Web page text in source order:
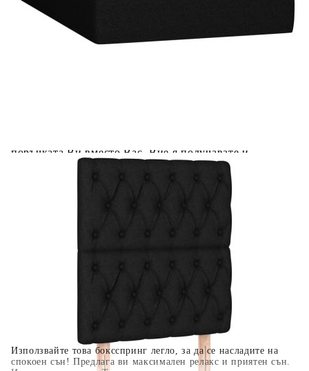
Използвайте това боксспринг легло, за да се насладите на
спокоен сън! Предлага ви максимален релакс и приятен сън.
Предоставената таблица е с информационна цел.
Добавете продукта в количката си с бутона "Добави в
количката" и при поръчка ще можете да изберете броя
вноски на кредита.
поръчката Ви вместо Вас. Вие я получавате и
разполагате с три начина да я платите към тях:
Отложено до 30 дни от момента на изпращане на
поръчката без оскъпяване. За покупки на стойност до
Плащане на 4 вноски. Заплащате 20% от стойността на
поръчката си на момента с карта. Останалата сума се
разделя на 3 равни месечни вноски без оскъпяване. За
покупки на стойност до 1000 лв. / €511.31
Плащане на 6 вноски. Стойността на поръчката се
разпределя в 6 равни месечни вноски с оскъпяване. За
покупки на стойност до 2000 лв. / €1022.61